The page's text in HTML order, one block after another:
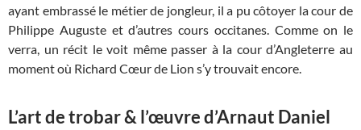
ayant embrassé le métier de jongleur, il a pu côtoyer la cour de
Philippe Auguste et d’autres cours occitanes. Comme on le
verra, un récit le voit même passer à la cour d’Angleterre au
moment où Richard Cœur de Lion s’y trouvait encore.
L’art de trobar & l’œuvre d’Arnaut Daniel